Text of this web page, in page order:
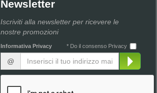
Newsletter
Iscriviti alla newsletter per ricevere le
nostre promozioni
Informativa Privacy * Do il consenso Privacy
@